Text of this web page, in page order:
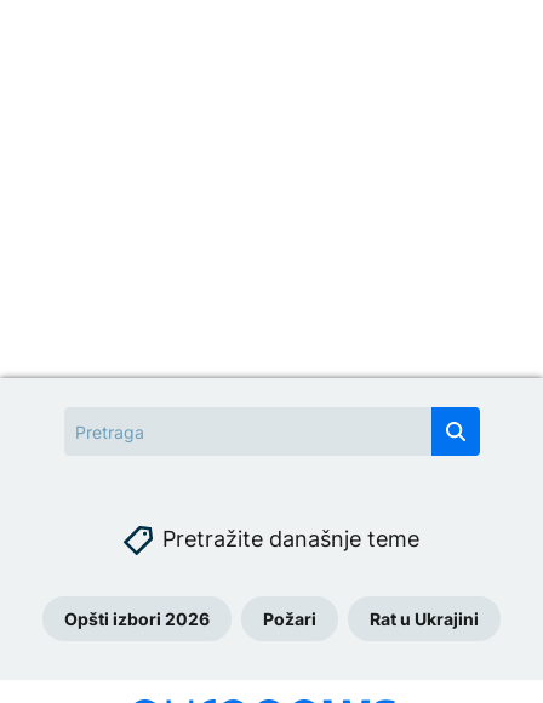
Pretražite današnje teme
Opšti izbori 2026 Požari Rat u Ukrajini